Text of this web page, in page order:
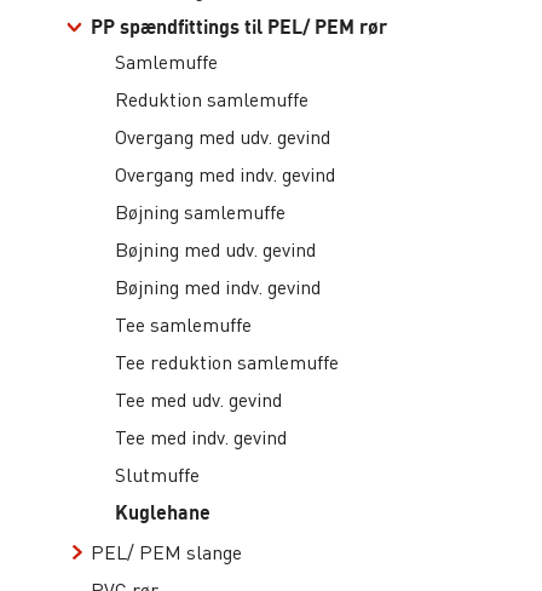
PP spændfittings til PEL/ PEM rør
Samlemuffe
Reduktion samlemuffe
Overgang med udv. gevind
Overgang med indv. gevind
Bøjning samlemuffe
Bøjning med udv. gevind
Bøjning med indv. gevind
Tee samlemuffe
Tee reduktion samlemuffe
Tee med udv. gevind
Tee med indv. gevind
Slutmuffe
Kuglehane
PEL/ PEM slange